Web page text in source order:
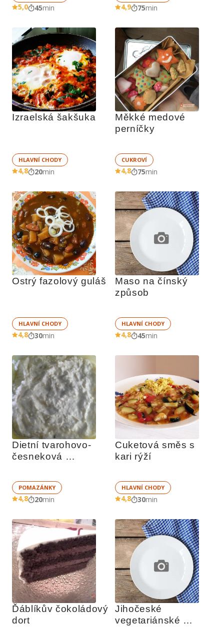
5,0 45min 4,9 75min
Izraelská šakšuka
HLAVNÍ CHODY
4,8 20min
Měkké medové
perníčky
CUKROVÍ
4,8 75min
Ostrý fazolový guláš
HLAVNÍ CHODY
4,8 30min
Maso na čínský
způsob
HLAVNÍ CHODY
4,8 45min
Dietní tvarohovo-
česneková
POMAZÁNKY
4,8 20min
Cuketová směs s
kari rýží
HLAVNÍ CHODY
4,8 30min
Ďáblíkův čokoládový
dort
Jihočeské
vegetariánské